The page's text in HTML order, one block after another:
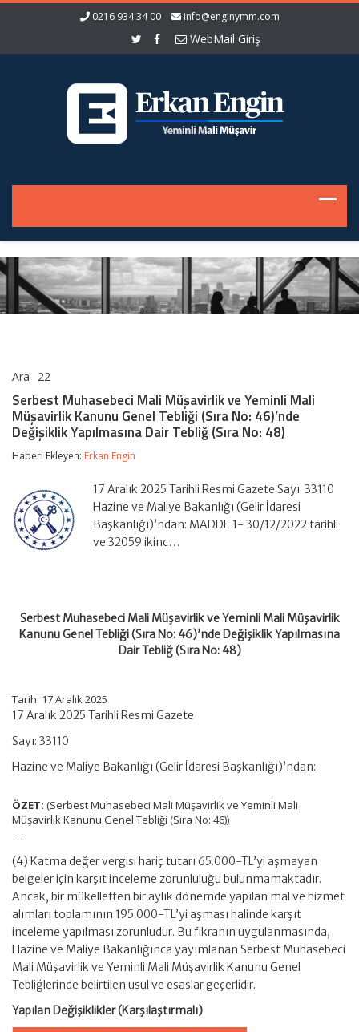
0216 934 34 00 info@enginymm.com
WebMail Giriş
Ara 22
Mali
Müşavirlik
ve
Yeminli
Mali
Kanunu
Genel
Tebliği
(Sıra
No:
(Sıra
No:
Serbest Muhasebeci Mali Müşavirlik ve Yeminli Mali
Müşavirlik Kanunu Genel Tebliği (Sıra No: 46)’nde
Değişiklik Yapılmasına Dair Tebliğ (Sıra No: 48)
Haberi Ekleyen: Erkan Engin
17 Aralık 2025 Tarihli Resmi Gazete Sayı: 33110
Hazine ve Maliye Bakanlığı (Gelir İdaresi
Başkanlığı)’ndan: MADDE 1- 30/12/2022 tarihli
ve 32059 ikinc…
Serbest Muhasebeci Mali Müşavirlik ve Yeminli Mali Müşavirlik
Kanunu Genel Tebliği (Sıra No: 46)’nde Değişiklik Yapılmasına
Dair Tebliğ (Sıra No: 48)
Tarih: 17 Aralık 2025
17 Aralık 2025 Tarihli Resmi Gazete
Sayı: 33110
Hazine ve Maliye Bakanlığı (Gelir İdaresi Başkanlığı)’ndan:
ÖZET: (Serbest Muhasebeci Mali Müşavirlik ve Yeminli Mali
Müşavirlik Kanunu Genel Tebliği (Sıra No: 46))
…
(4) Katma değer vergisi hariç tutarı 65.000-TL’yi aşmayan
belgeler için karşıt inceleme zorunluluğu bulunmamaktadır.
Ancak, bir mükelleften bir aylık dönemde yapılan mal ve hizmet
alımları toplamının 195.000-TL’yi aşması halinde karşıt
inceleme yapılması zorunludur. Bu fıkranın uygulanmasında,
Hazine ve Maliye Bakanlığınca yayımlanan Serbest Muhasebeci
Mali Müşavirlik ve Yeminli Mali Müşavirlik Kanunu Genel
Tebliğlerinde belirtilen usul ve esaslar geçerlidir.
Yapılan Değişiklikler (Karşılaştırmalı)